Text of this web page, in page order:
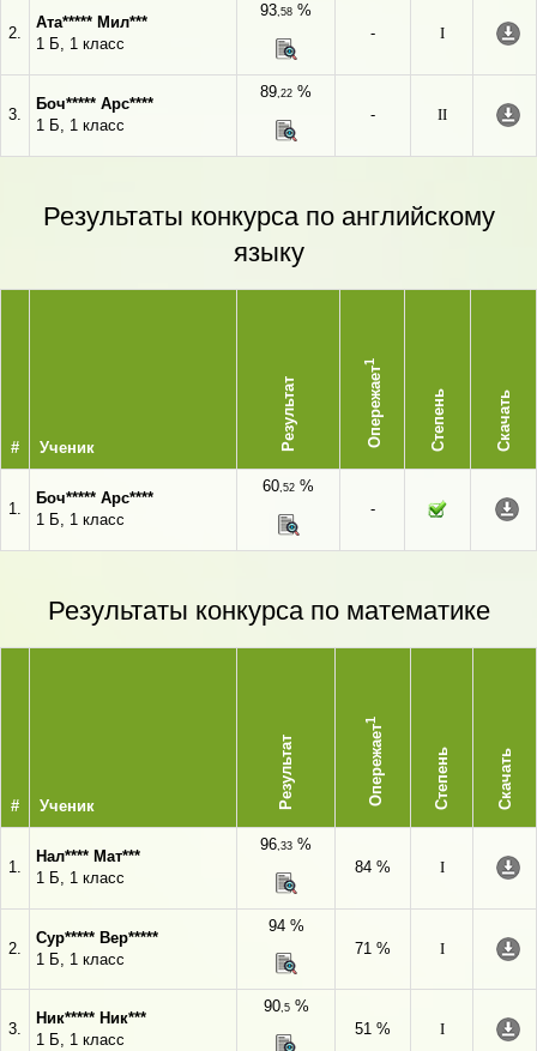
2.
Ата***** Мил***
1 Б, 1 класс
93,58 %
-
I
3.
Боч***** Арс****
1 Б, 1 класс
89,22 %
-
II
Результаты конкурса по английскому
языку
# Ученик Результат Опережает
1
Степень Скачать
1.
Боч***** Арс****
1 Б, 1 класс
60,52 %
-
Результаты конкурса по математике
# Ученик Результат Опережает
1
Степень Скачать
1.
Нал**** Мат***
1 Б, 1 класс
96,33 %
84 %
I
2.
Сур***** Вер*****
1 Б, 1 класс
94 %
71 %
I
3.
Ник***** Ник***
1 Б, 1 класс
90,5%
51 %
I